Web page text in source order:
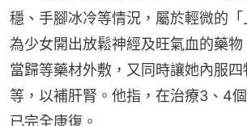
穩、手腳冰冷等情況，屬於輕微的
為少女開出放鬆神經及旺氣血的藥物
當歸等藥材外敷，又同時讓她內服
等，以補肝腎。他指，在治療3、4
已完全康復。